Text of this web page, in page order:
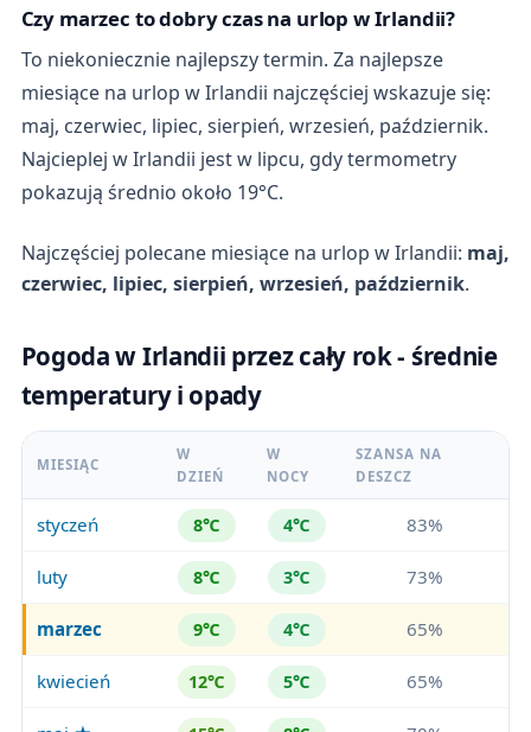
Czy marzec to dobry czas na urlop w Irlandii?
To niekoniecznie najlepszy termin. Za najlepsze
miesiące na urlop w Irlandii najczęściej wskazuje się:
maj, czerwiec, lipiec, sierpień, wrzesień, październik.
Najcieplej w Irlandii jest w lipcu, gdy termometry
pokazują średnio około 19°C.
Najczęściej polecane miesiące na urlop w Irlandii: maj,
czerwiec, lipiec, sierpień, wrzesień, październik.
Pogoda w Irlandii przez cały rok - średnie
temperatury i opady
MIESIĄC
W
DZIEŃ
W
NOCY
SZANSA NA
DESZCZ
styczeń 8℃ 4℃ 83%
luty 8℃ 3℃ 73%
marzec 9℃ 4℃ 65%
kwiecień 12℃ 5℃ 65%